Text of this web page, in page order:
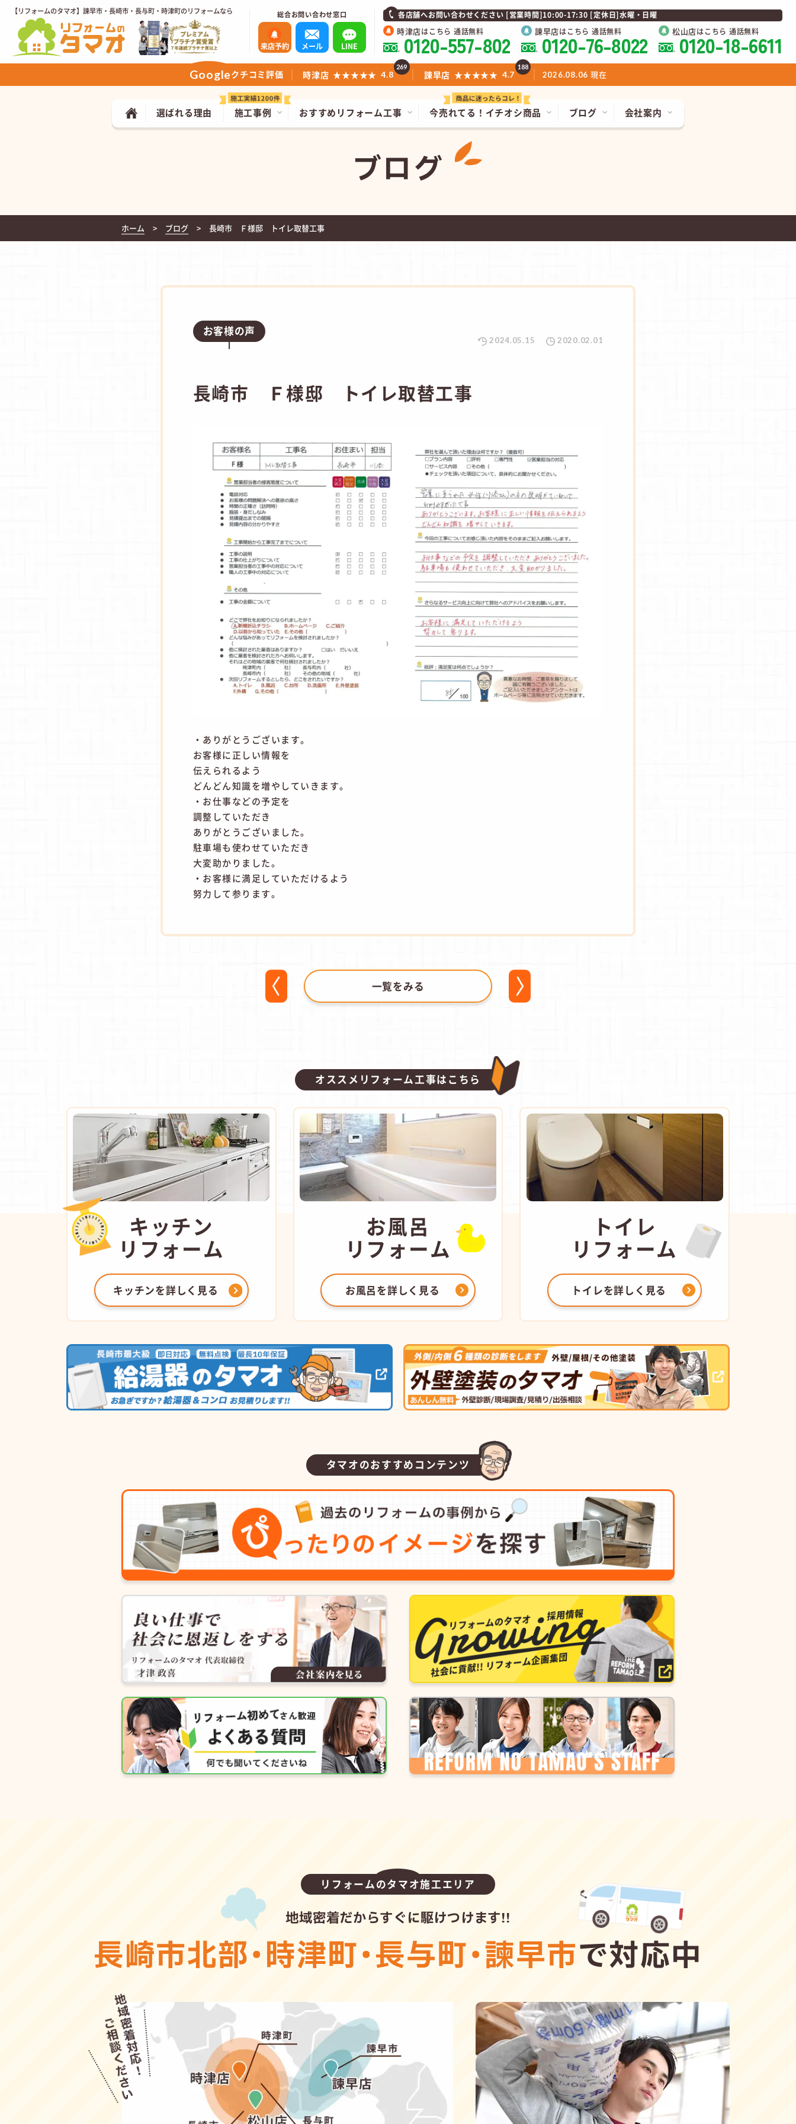
【リフォームのタマオ】諫早市・長崎市・長与町・時津町のリフォームなら 総合お問い合わせ窓口
来店予約 メール LINE
各店舗へお問い合わせください [営業時間]10:00-17:30 [定休日]水曜・日曜
時津店はこちら 通話無料
0120-557-802 諫早店はこちら 通話無料
0120-76-8022 松山店はこちら 通話無料
0120-18-6611
今売れてる！ イチオシ商品
施工事例 おすすめリフォーム工事
選ばれる理由 ブログ 会社案内
Googleクチコミ評価 時津店 ★★★★★ 4.8
269
諫早店 ★★★★★ 4.7
188
2026.08.06 現在
ブログ
ホーム ブログ 長崎市 Ｆ様邸 トイレ取替工事
お客様の声
2024.05.15 2020.02.01
長崎市 Ｆ様邸 トイレ取替工事
・ありがとうございます。
お客様に正しい情報を
伝えられるよう
どんどん知識を増やしていきます。
・お仕事などの予定を
調整していただき
ありがとうございました。
駐車場も使わせていただき
大変助かりました。
・お客様に満足していただけるよう
努力して参ります。
一覧をみる
オススメリフォーム工事はこちら
キッチン
リフォーム
キッチンを詳しく見る
お風呂
リフォーム
お風呂を詳しく見る
トイレ
リフォーム
トイレを詳しく見る
タマオのおすすめコンテンツ
リフォームのタマオ施工エリア
地域密着だからすぐに駆けつけます!!
長崎市北部・時津町・長与町・諫早市で対応中